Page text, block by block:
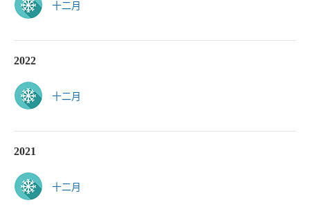
十二月
2022
十二月
2021
十二月